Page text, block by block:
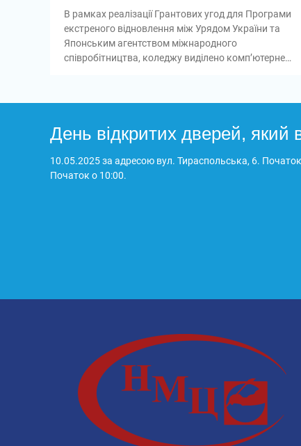
В рамках реалізації Грантових угод для Програми
екстреного відновлення між Урядом України та
Японським агентством міжнародного
співробітництва, коледжу виділено комп’ютерне…
День відкритих дверей, який
10.05.2025 за адресою вул. Тираспольська, 6.
Початок о 10:00.